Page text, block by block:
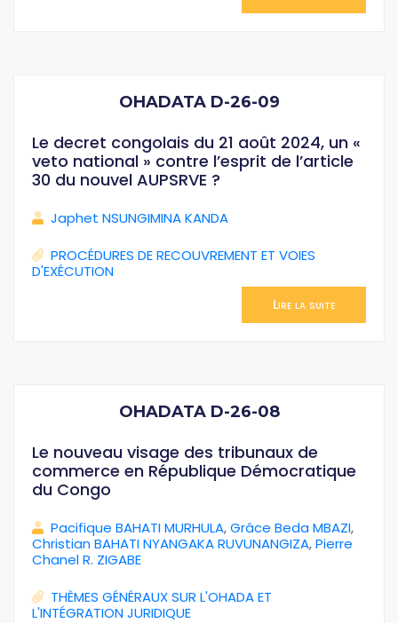
OHADATA D-26-09
Le decret congolais du 21 août 2024, un «
veto national » contre l’esprit de l’article
30 du nouvel AUPSRVE ?
Japhet NSUNGIMINA KANDA
PROCÉDURES DE RECOUVREMENT ET VOIES
D'EXÉCUTION
Lire la suite
OHADATA D-26-08
Le nouveau visage des tribunaux de
commerce en République Démocratique
du Congo
Pacifique BAHATI MURHULA,Grâce Beda MBAZI,
Christian BAHATI NYANGAKA RUVUNANGIZA,Pierre
Chanel R. ZIGABE
THÈMES GÉNÉRAUX SUR L'OHADA ET
L'INTÉGRATION JURIDIQUE